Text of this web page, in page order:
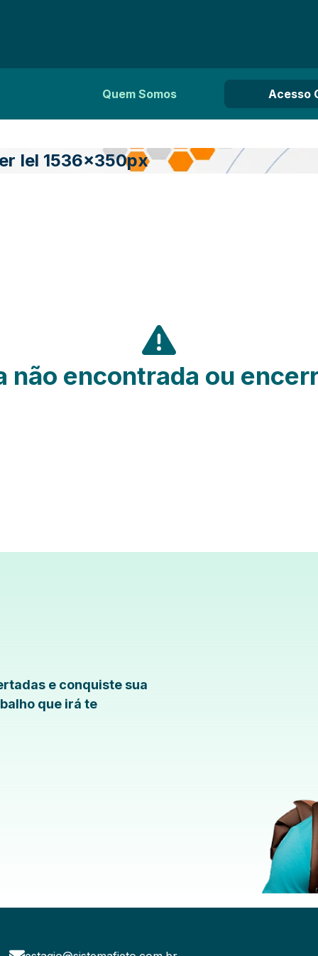
Quem Somos Acesso
Iel 1536x350px
não encontrada ou
e conquiste sua
que irá te